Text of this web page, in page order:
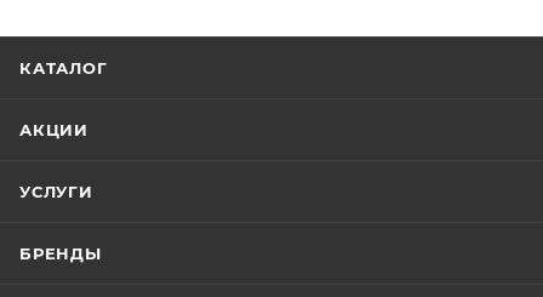
КАТАЛОГ
АКЦИИ
УСЛУГИ
БРЕНДЫ